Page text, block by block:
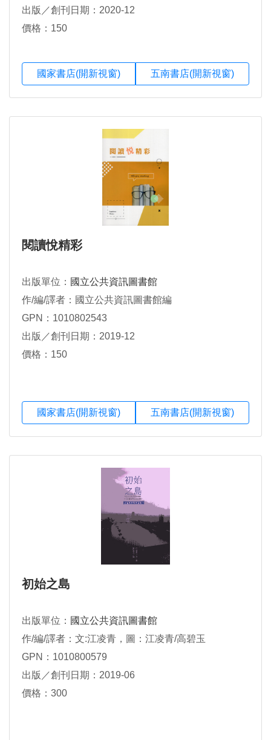
出版／創刊日期：2020-12
價格：150
國家書店(開新視窗) 五南書店(開新視窗)
閱讀悅精彩
出版單位： 國立公共資訊圖書館
作/編/譯者：國立公共資訊圖書館編
GPN：1010802543
出版／創刊日期：2019-12
價格：150
國家書店(開新視窗) 五南書店(開新視窗)
初始之島
出版單位： 國立公共資訊圖書館
作/編/譯者：文:江凌青，圖：江凌青/高碧玉
GPN：1010800579
出版／創刊日期：2019-06
價格：300